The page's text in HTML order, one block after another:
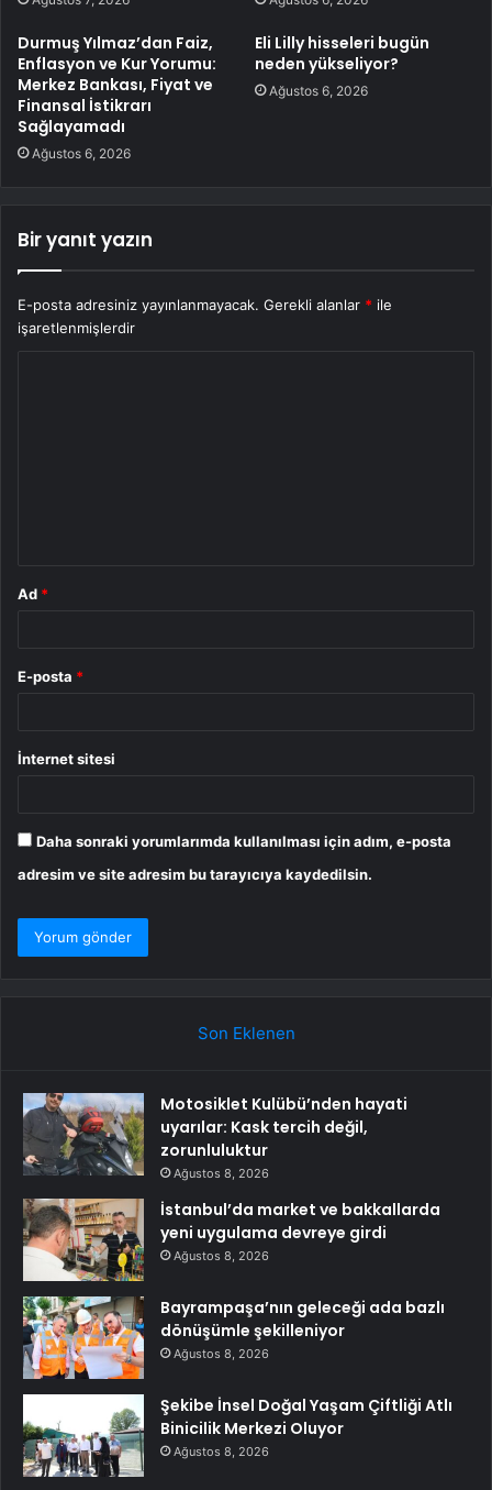
Durmuş Yılmaz’dan Faiz,
Enflasyon ve Kur Yorumu:
Merkez Bankası, Fiyat ve
Finansal İstikrarı
Sağlayamadı
Ağustos 6, 2026
Eli Lilly hisseleri bugün
neden yükseliyor?
Ağustos 6, 2026
Bir yanıt yazın
E-posta adresiniz yayınlanmayacak. Gerekli alanlar * ile
işaretlenmişlerdir
Ad *
E-posta *
İnternet sitesi
Daha sonraki yorumlarımda kullanılması için adım, e-posta
adresim ve site adresim bu tarayıcıya kaydedilsin.
Son Eklenen
Motosiklet Kulübü’nden hayati
uyarılar: Kask tercih değil,
zorunluluktur
Ağustos 8, 2026
İstanbul’da market ve bakkallarda
yeni uygulama devreye girdi
Ağustos 8, 2026
Bayrampaşa’nın geleceği ada bazlı
dönüşümle şekilleniyor
Ağustos 8, 2026
Şekibe İnsel Doğal Yaşam Çiftliği Atlı
Binicilik Merkezi Oluyor
Ağustos 8, 2026